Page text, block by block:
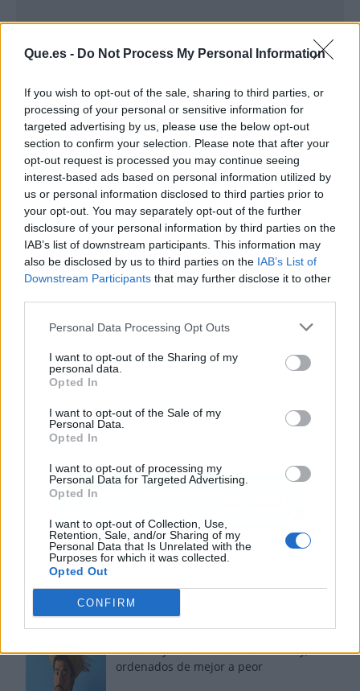
Que.es - Do Not Process My Personal Information
If you wish to opt-out of the sale, sharing to third parties, or
processing of your personal or sensitive information for
targeted advertising by us, please use the below opt-out
section to confirm your selection. Please note that after your
opt-out request is processed you may continue seeing
interest-based ads based on personal information utilized by
us or personal information disclosed to third parties prior to
your opt-out. You may separately opt-out of the further
disclosure of your personal information by third parties on the
IAB’s list of downstream participants. This information may
also be disclosed by us to third parties on the IAB’s List of
Downstream Participants that may further disclose it to other
Personal Data Processing Opt Outs
I want to opt-out of the Sharing of my
personal data.
Opted In
I want to opt-out of the Sale of my
Personal Data.
Opted In
I want to opt-out of processing my
Personal Data for Targeted Advertising.
Opted In
I want to opt-out of Collection, Use,
Retention, Sale, and/or Sharing of my
Personal Data that Is Unrelated with the
Purposes for which it was collected.
Opted Out
CONFIRM
Publicidad
Los más vistos
Los 7 mejores discos de Bad Bunny,
ordenados de mejor a peor